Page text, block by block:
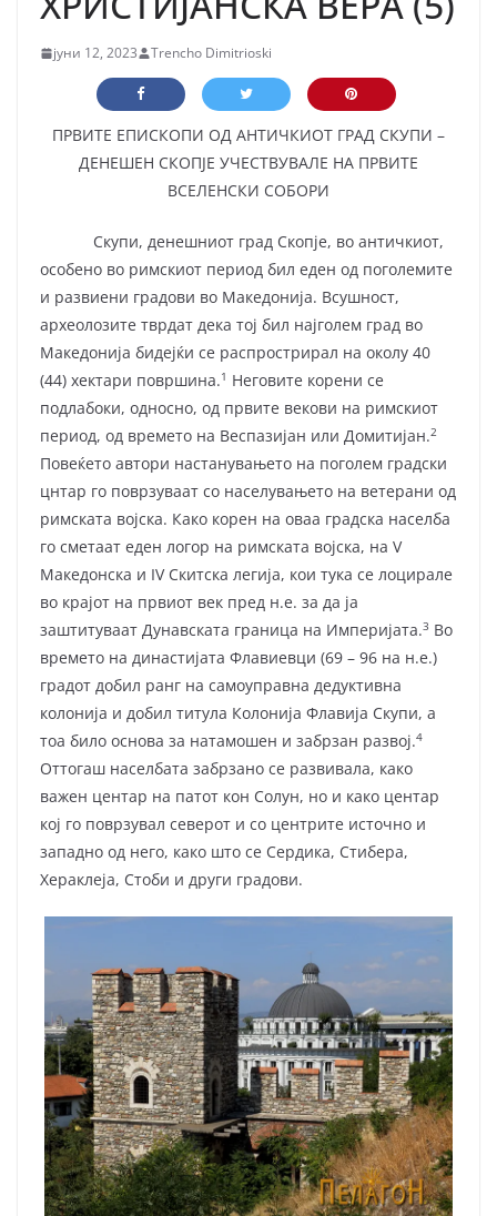
јуни 12, 2023 Trencho Dimitrioski
ПРВИТЕ ЕПИСКОПИ ОД АНТИЧКИОТ ГРАД СКУПИ –
ДЕНЕШЕН СКОПЈЕ УЧЕСТВУВАЛЕ НА ПРВИТЕ
ВСЕЛЕНСКИ СОБОРИ
Скупи, денешниот град Скопје, во античкиот,
особено во римскиот период бил еден од поголемите
и развиени градови во Македонија. Всушност,
археолозите тврдат дека тој бил најголем град во
Македонија бидејќи се распрострирал на околу 40
(44) хектари површина.1 Неговите корени се
подлабоки, односно, од првите векови на римскиот
период, од времето на Веспазијан или Домитијан.2
Повеќето автори настанувањето на поголем градски
цнтар го поврзуваат со населувањето на ветерани од
римската војска. Како корен на оваа градска населба
го сметаат еден логор на римската војска, на V
Македонска и IV Скитска легија, кои тука се лоцирале
во крајот на првиот век пред н.е. за да ја
заштитуваат Дунавската граница на Империјата.3 Во
времето на династијата Флавиевци (69 – 96 на н.е.)
градот добил ранг на самоуправна дедуктивна
колонија и добил титула Колонија Флавија Скупи, а
тоа било основа за натамошен и забрзан развој.4
Оттогаш населбата забрзано се развивала, како
важен центар на патот кон Солун, но и како центар
кој го поврзувал северот и со центрите источно и
западно од него, како што се Сердика, Стибера,
Хераклеја, Стоби и други градови.